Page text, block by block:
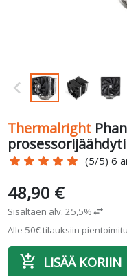
Thermalright
star star star star star (5/5) 6
48,90 €
Sisältäen alv. 25,5%swap_horiz
Alle 50€ tilauksiin
add_shopping_cart LISÄÄ KORIIN